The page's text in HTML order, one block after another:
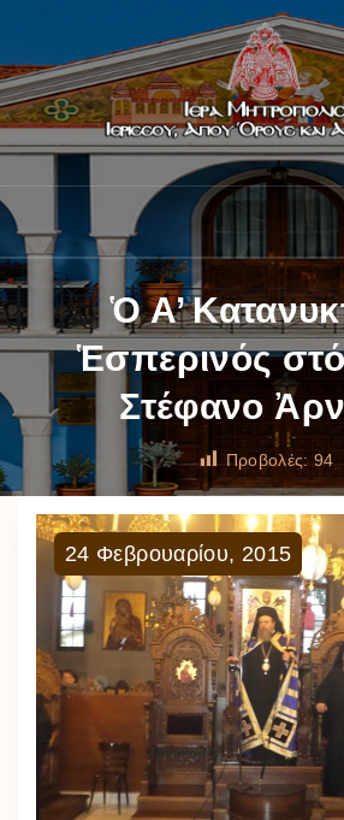
Ὁ Α’
Ἑσπερινός
Στέφανο
Προβολές: 94
24 Φεβρουαρίου, 2015